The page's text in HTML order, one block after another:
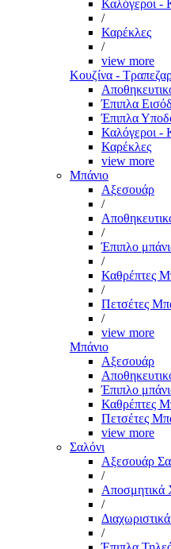
Καλόγεροι -
/
Καρέκλες
/
view more
Κουζίνα -
Έπιπλα
Έπιπλα
Καλόγεροι -
Καρέκλες
view more
Μπάνιο
Αξεσουάρ
/
/
Έπιπλο
/
Καθρέπτες
/
Πετσέτες
/
view more
Μπάνιο
Αξεσουάρ
Έπιπλο
Καθρέπτες
Πετσέτες
view more
Σαλόνι
Αξεσουάρ
/
Αποσμητικά
/
/